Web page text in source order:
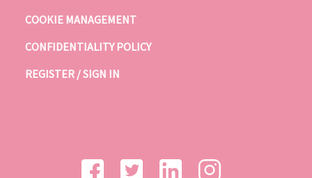
COOKIE MANAGEMENT
CONFIDENTIALITY POLICY
REGISTER / SIGN IN